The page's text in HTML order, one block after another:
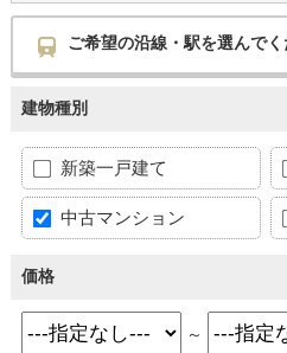
ご希望の沿線・駅を選んで
建物種別
新築一戸建て
中古マンション
価格
～